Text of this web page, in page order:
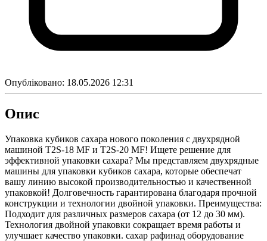
Опубліковано: 18.05.2026 12:31
Опис
Упаковка кубиков сахара нового поколения с двухрядной
машиной T2S-18 MF и T2S-20 MF! Ищете решение для
эффективной упаковки сахара? Мы представляем двухрядные
машины для упаковки кубиков сахара, которые обеспечат
вашу линию высокой производительностью и качественной
упаковкой! Долговечность гарантирована благодаря прочной
конструкции и технологии двойной упаковки. Преимущества:
Подходит для различных размеров сахара (от 12 до 30 мм).
Технология двойной упаковки сокращает время работы и
улучшает качество упаковки. сахар рафинад оборудование